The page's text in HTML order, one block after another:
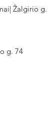
Žalgirio g.
g. 74